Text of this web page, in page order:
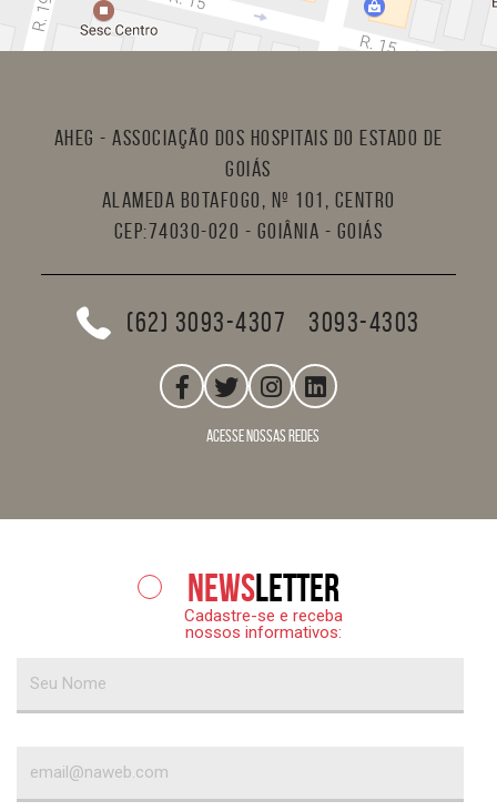
AHEG - Associação dos Hospitais do Estado de
Goiás
Alameda Botafogo, nº 101, Centro
CEP:74030-020 - Goiânia - Goiás
(62) 3093-4307 3093-4303
acesse nossas redes
Newsletter
Cadastre-se e receba
nossos informativos: